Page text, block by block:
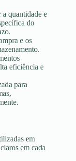
quantidade e
do
e os
eficiência e
para
em
em cada